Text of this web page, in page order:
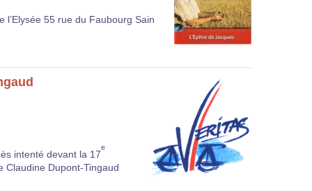
l’Elysée 55 rue du Faubourg Sain
intenté devant la 17
e
Claudine Dupont-Tingaud